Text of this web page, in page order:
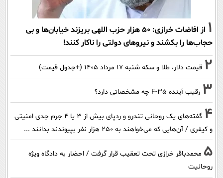
1
از افاضات خرازی: ۵۰ هزار حزب اللهی بریزند خیابان‌ها و بی
حجاب‌ها را بکشند و نیرو‌های دولتی را ناکار کنند!
2 قیمت دلار، طلا و سکه شنبه ۱۷ مرداد ۱۴۰۵ (+جدول قیمت)
3 رقیب آینده F-35 چه مشخصاتی دارد؟
4
گفته‌های یک روحانی تندرو و ردپای بیش از ۳ یا ۴ جرم جدی امنیتی
و کیفری / آن‌هایی که می‌خواهند به ۲۵۰ هزار نفر بپیوندند بدانند ...
5 محمدباقر خرازی تحت تعقیب قرار گرفت / احضار به دادگاه ویژه
روحانیت